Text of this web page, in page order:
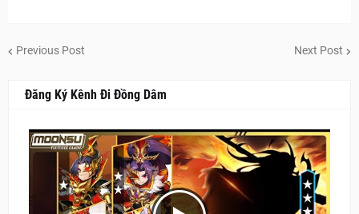
Previous Post Next Post
Đăng Ký Kênh Đi Đồng Dâm